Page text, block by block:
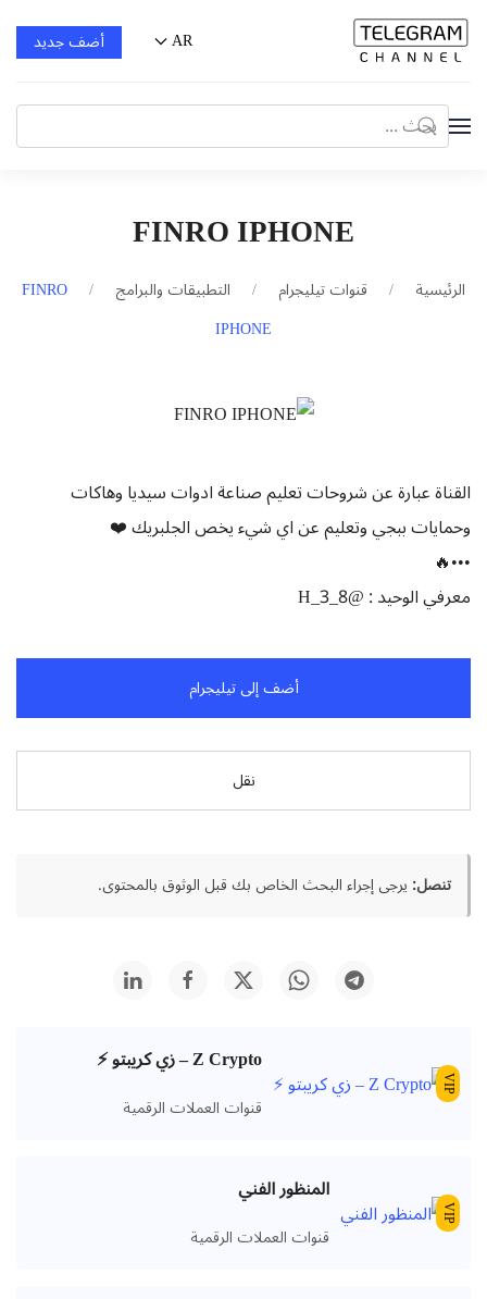
AR أضف جديد
FINRO IPHONE
الرئيسية قنوات تيليجرام التطبيقات والبرامج
FINRO
IPHONE
القناة عبارة عن شروحات تعليم صناعة ادوات سيديا وهاكات
وحمايات ببجي وتعليم عن اي شيء يخص الجلبريك ❤️
•••🔥
معرفي الوحيد : @H_3_8
أضف إلى تيليجرام
نقل
تنصل:يرجى إجراء البحث الخاص بك قبل الوثوق بالمحتوى.
VIP
Z Crypto – زي كريبتو ⚡️
قنوات العملات الرقمية
VIP
المنظور الفني
قنوات العملات الرقمية